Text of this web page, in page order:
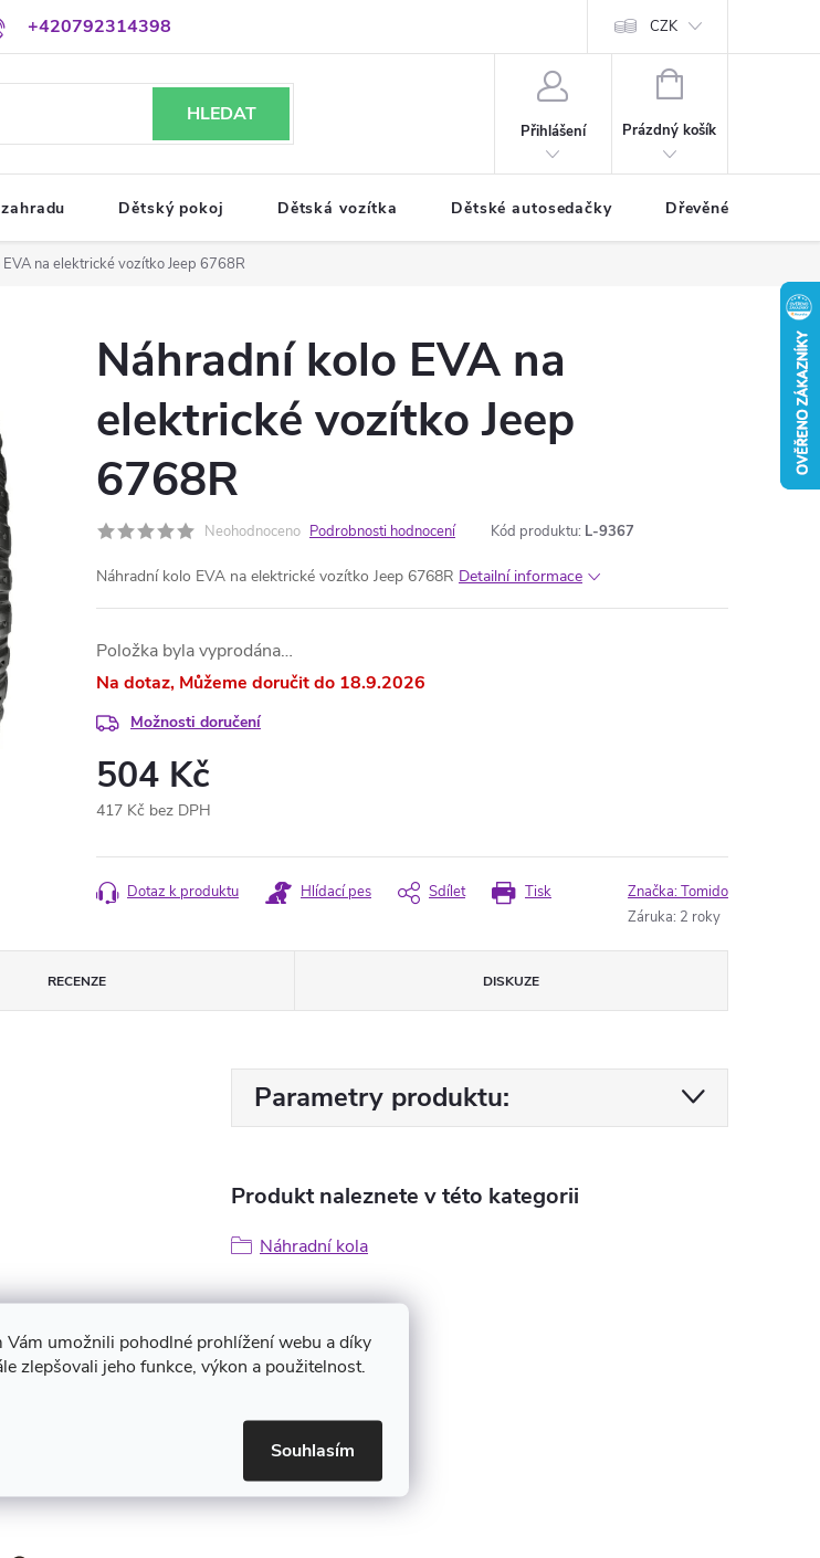
Vám umožnili pohodlné prohlížení webu a díky
zlepšovali jeho funkce, výkon a použitelnost.
Souhlasím
+420792314398 CZK
HLEDAT
Přihlášení
NÁKUPNÍ
Prázdný košík
Dětský pokoj Dětská vozítka Dětské autosedačky Dřevěné hračky
na elektrické vozítko Jeep 6768R
Náhradní kolo EVA na
elektrické vozítko Jeep
6768R
Neohodnoceno Podrobnosti hodnocení Kód produktu: L-9367
Náhradní kolo EVA na elektrické vozítko Jeep 6768R Detailní informace
Položka byla vyprodána…
Na dotaz
18.9.2026
Možnosti doručení
504 Kč
417 Kč bez DPH
cena:
Tisk
Dotaz k produktu Hlídací pes Sdílet Značka:Tomido
Záruka: 2 roky
RECENZE DISKUZE
Parametry produktu:
Produkt naleznete v této kategorii
Náhradní kola